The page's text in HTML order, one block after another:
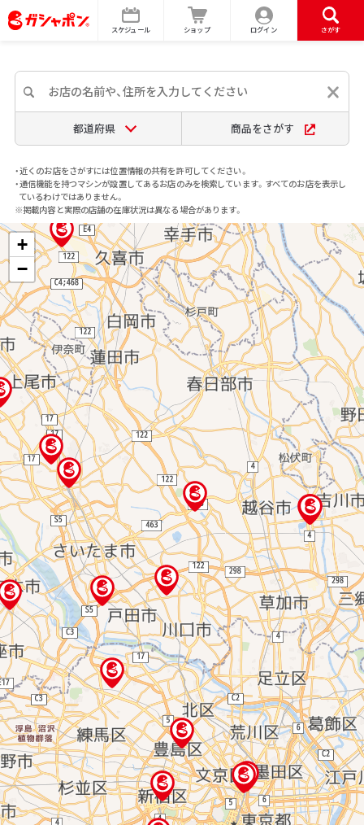
スケジュール ショップ ログイン さがす
都道府県 商品をさがす
・近くのお店をさがすには位置情報の共有を許可してください。
・通信機能を持つマシンが設置してあるお店のみを検索しています。すべてのお店を表示し
ているわけではありません。
※掲載内容と実際の店舗の在庫状況は異なる場合があります。
+
−